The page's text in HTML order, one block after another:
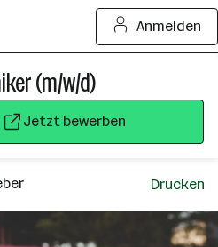
Anmelden
(m/w/d)
Jetzt bewerben
Drucken